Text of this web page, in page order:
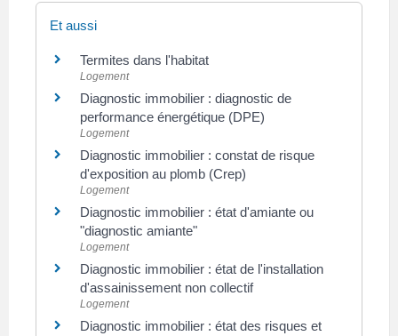
Et aussi
Termites dans l'habitat
Logement
Diagnostic immobilier : diagnostic de
performance énergétique (DPE)
Logement
Diagnostic immobilier : constat de risque
d'exposition au plomb (Crep)
Logement
Diagnostic immobilier : état d'amiante ou
"diagnostic amiante"
Logement
Diagnostic immobilier : état de l'installation
d'assainissement non collectif
Logement
Diagnostic immobilier : état des risques et